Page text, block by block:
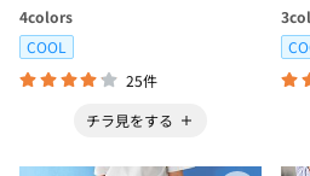
4colors
COOL
25件
チラ見をする
3